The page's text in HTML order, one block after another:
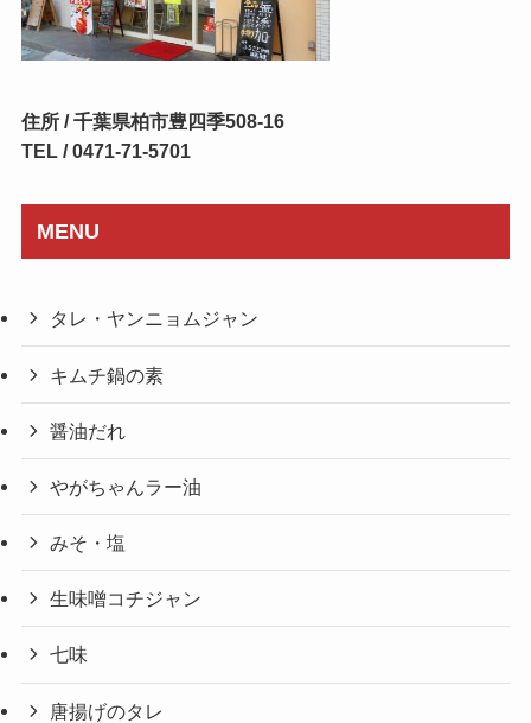
住所 / 千葉県柏市豊四季508-16
TEL / 0471-71-5701
MENU
タレ・ヤンニョムジャン
キムチ鍋の素
醤油だれ
やがちゃんラー油
みそ・塩
生味噌コチジャン
七味
唐揚げのタレ